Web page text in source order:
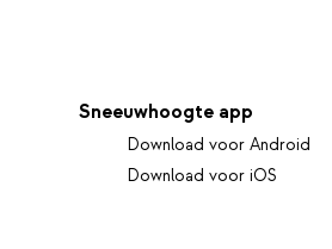
Sneeuwhoogte app
Download voor Android
Download voor iOS